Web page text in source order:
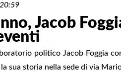
Jacob
politico Jacob Foggia
sua storia nella sede di via